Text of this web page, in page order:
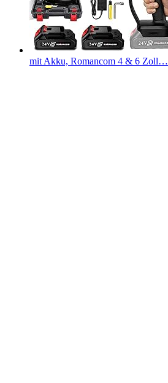
mit Akku, Romancom 4 & 6 Zoll…